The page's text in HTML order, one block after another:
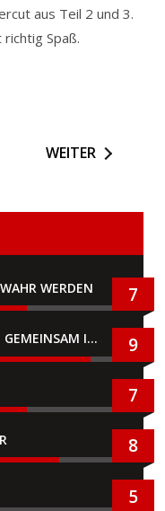
aus Teil 2 und 3.
Spaß.
WEITER
WERDEN 7
SUPER MARIO BROS. WONDER + GEMEINSAM IM BELLABEL-PARK 9
7
8
5